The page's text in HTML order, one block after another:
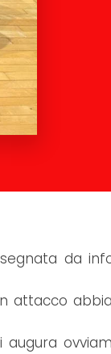
da
attacco